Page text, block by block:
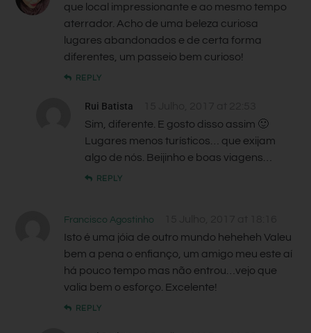
que local impressionante e ao mesmo tempo
aterrador. Acho de uma beleza curiosa
lugares abandonados e de certa forma
diferentes, um passeio bem curioso!
REPLY
Rui Batista
Sim, diferente. E gosto disso assim 🙂
Lugares menos turísticos… que exijam
algo de nós. Beijinho e boas viagens…
REPLY
Francisco Agostinho
Isto é uma jóia de outro mundo heheheh Valeu
bem a pena o enfianço, um amigo meu este aí
há pouco tempo mas não entrou…vejo que
valia bem o esforço. Excelente!
REPLY